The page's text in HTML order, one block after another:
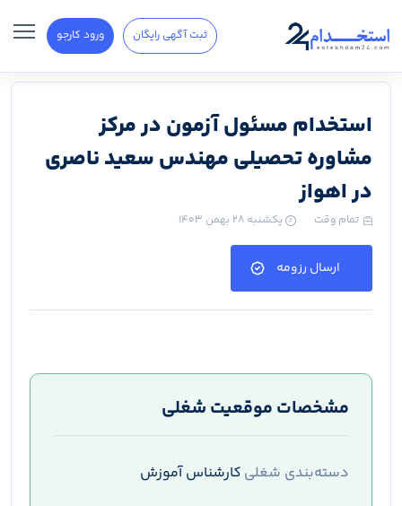
ثبت آگهی رایگان ورود کارجو
استخدام مسئول آزمون در مرکز
مشاوره تحصیلی مهندس سعید ناصری
در اهواز
تمام وقت یکشنبه ۲۸ بهمن ۱۴۰۳
ارسال رزومه
مشخصات موقعیت شغلی
دسته‌بندی شغلی کارشناس آموزش